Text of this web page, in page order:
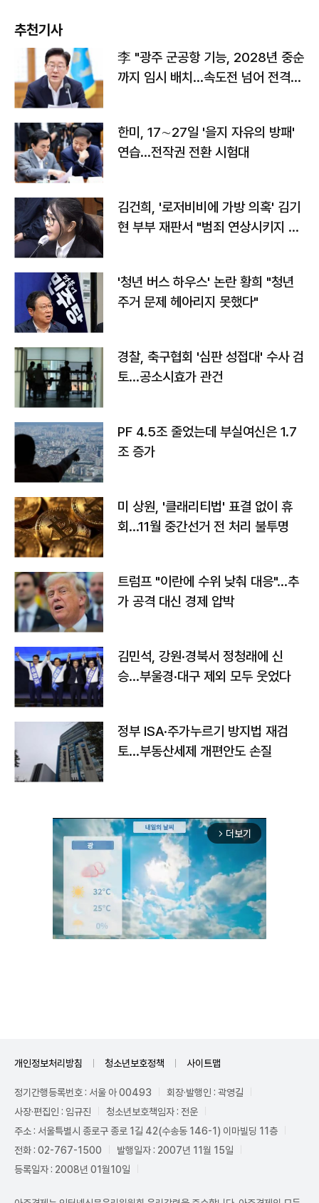
추천기사
李 "광주 군공항 기능, 2028년 중순
까지 임시 배치…속도전 넘어 전격
한미, 17∼27일 '을지 자유의 방패'
연습…전작권 전환 시험대
김건희, '로저비비에 가방 의혹' 김기
현 부부 재판서 "범죄 연상시키지 말
'청년 버스 하우스' 논란 황희 "청년
주거 문제 헤아리지 못했다"
경찰, 축구협회 '심판 성접대' 수사 검
토…공소시효가 관건
PF 4.5조 줄었는데 부실여신은 1.7
조 증가
미 상원, '클래리티법' 표결 없이 휴
회…11월 중간선거 전 처리 불투명
트럼프 "이란에 수위 낮춰 대응"…추
가 공격 대신 경제 압박
김민석, 강원·경북서 정청래에 신
승…부울경·대구 제외 모두 웃었다
정부 ISA·주가누르기 방지법 재검
토…부동산세제 개편안도 손질
arrow_forward_ios 더보기
개인정보처리방침 청소년보호정책 사이트맵
정기간행등록번호 : 서울 아 00493
회장·발행인 : 곽영길
사장·편집인 : 임규진
청소년보호책임자 : 전운
주소 : 서울특별시 종로구 종로 1길 42(수송동 146-1) 이마빌딩 11층
전화 : 02-767-1500
발행일자 : 2007년 11월 15일
등록일자 : 2008년 01월10일